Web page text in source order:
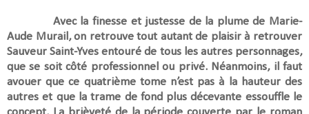
Avec la finesse et justesse de la plume de Marie-
Aude Murail, on retrouve tout autant de plaisir à retrouver
Sauveur Saint-Yves entouré de tous les autres personnages,
que se soit côté professionnel ou privé. Néanmoins, il faut
avouer que ce quatrième tome n’est pas à la hauteur des
autres et que la trame de fond plus décevante essouffle le